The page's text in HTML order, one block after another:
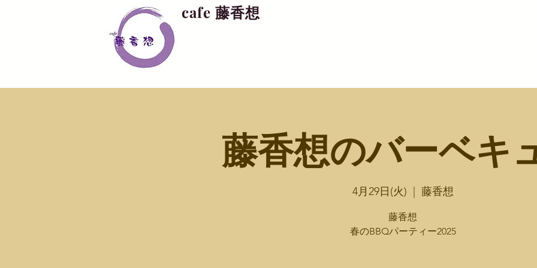
cafe 藤香想
藤香想のバーベキ
4月29日(火)
  |
藤香想
藤香想
春のBBQパーティー2025